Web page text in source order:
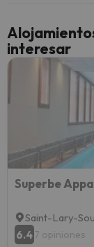
interesar
Saint-Lary-
6.47 opiniones